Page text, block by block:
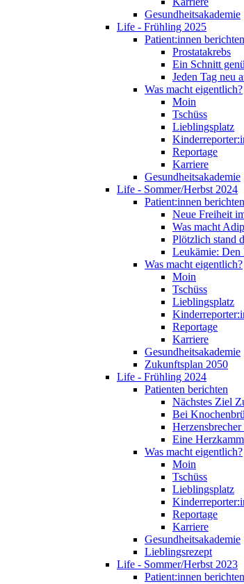
Gesundheitsakademie
Life - Frühling 2025
Patient:innen berichten
Prostatakrebs
Ein Schnitt
Jeden Tag neu
Was macht eigentlich?
Moin
Tschüss
Lieblingsplatz
Reportage
Karriere
Gesundheitsakademie
Life - Sommer/Herbst 2024
Patient:innen berichten
Neue Freiheit
Was macht
Plötzlich stand
Leukämie: Den
Was macht eigentlich?
Moin
Tschüss
Lieblingsplatz
Reportage
Karriere
Gesundheitsakademie
Zukunftsplan 2050
Life - Frühling 2024
Patienten berichten
Nächstes Ziel
Bei
Eine
Was macht eigentlich?
Moin
Tschüss
Lieblingsplatz
Reportage
Karriere
Gesundheitsakademie
Lieblingsrezept
Life - Sommer/Herbst 2023
Patient:innen berichten